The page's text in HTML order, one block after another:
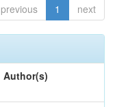
previous 1 next
Author(s)